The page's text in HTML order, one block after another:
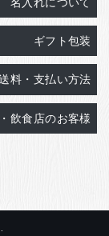
ギフト包装
料・支払い方法
飲食店のお客様